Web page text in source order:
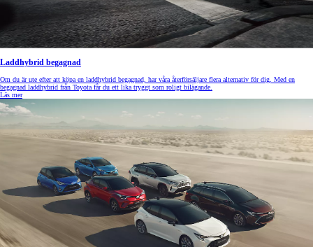
Laddhybrid begagnad
Om du är ute efter att köpa en laddhybrid begagnad, har våra återförsäljare flera alternativ för dig. Med en
begagnad laddhybrid från Toyota får du ett lika tryggt som roligt bilägande.
Läs mer